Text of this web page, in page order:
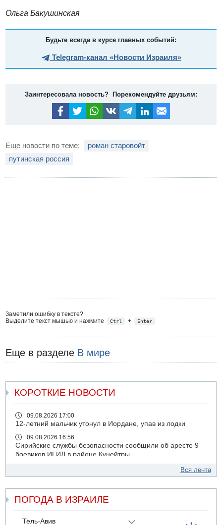
Ольга Бакушинская
Будьте всегда в курсе главных событий:
Telegram-канал «Новости Израиля»
Заинтересовала новость? Порекомендуйте друзьям:
Еще новости по теме:
роман старовойт
путинская россия
Заметили ошибку в тексте?
Выделите текст мышью и нажмите
Ctrl + Enter
Еще в разделе В мире
КОРОТКИЕ НОВОСТИ
09.08.2026 17:00
12-летний мальчик утонул в Иордане, упав из лодки
09.08.2026 16:56
Сирийские службы безопасности сообщили об аресте 9
боевиков ИГИЛ в районе Кунейтры
Прогноз погоды: с понедельника усиление жары в
09.08.2026 15:49
Хуситы сообщили об ударе дроном по саудовскому НПЗ
Вся лента
ПОГОДА В ИЗРАИЛЕ
Тель-Авив